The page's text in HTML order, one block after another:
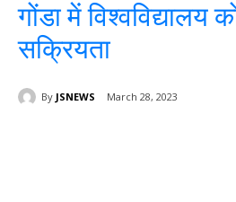
गोंडा में विश्वविद्यालय
सक्रियता
By JSNEWS March 28, 2023